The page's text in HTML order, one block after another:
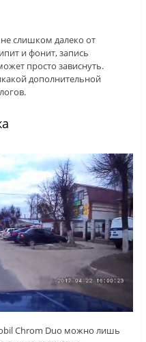
слишком далеко от
и фонит, запись
просто зависнуть.
дополнительной
Chrom Duo можно лишь